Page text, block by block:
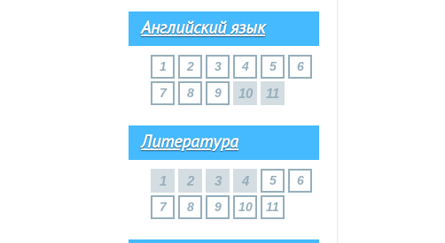
Английский язык
1 2 3 4 5
6
7
8 9 10 11
Литература
1 2 3 4 5
6
7
8 9 10 11